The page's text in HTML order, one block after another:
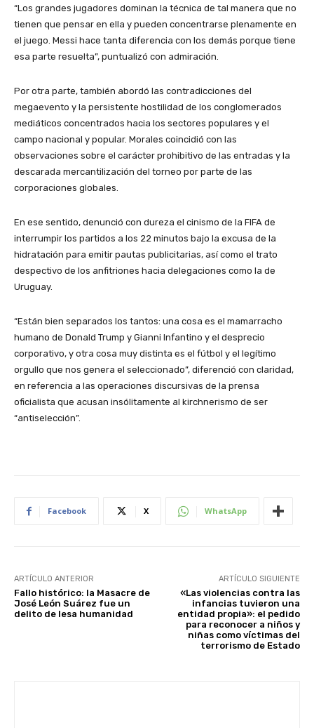
“Los grandes jugadores dominan la técnica de tal manera que no
tienen que pensar en ella y pueden concentrarse plenamente en
el juego. Messi hace tanta diferencia con los demás porque tiene
esa parte resuelta”, puntualizó con admiración.
Por otra parte, también abordó las contradicciones del
megaevento y la persistente hostilidad de los conglomerados
mediáticos concentrados hacia los sectores populares y el
campo nacional y popular. Morales coincidió con las
observaciones sobre el carácter prohibitivo de las entradas y la
descarada mercantilización del torneo por parte de las
corporaciones globales.
En ese sentido, denunció con dureza el cinismo de la FIFA de
interrumpir los partidos a los 22 minutos bajo la excusa de la
hidratación para emitir pautas publicitarias, así como el trato
despectivo de los anfitriones hacia delegaciones como la de
Uruguay.
“Están bien separados los tantos: una cosa es el mamarracho
humano de Donald Trump y Gianni Infantino y el desprecio
corporativo, y otra cosa muy distinta es el fútbol y el legítimo
orgullo que nos genera el seleccionado”, diferenció con claridad,
en referencia a las operaciones discursivas de la prensa
oficialista que acusan insólitamente al kirchnerismo de ser
“antiselección”.
Facebook X WhatsApp
ARTÍCULO ANTERIOR
Fallo histórico: la Masacre de
José León Suárez fue un
delito de lesa humanidad
ARTÍCULO SIGUIENTE
«Las violencias contra las
infancias tuvieron una
entidad propia»: el pedido
para reconocer a niños y
niñas como víctimas del
terrorismo de Estado